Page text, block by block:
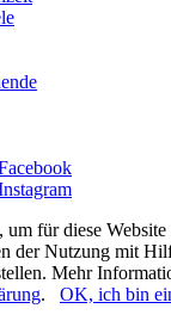
für diese Website
der Nutzung mit
Mehr
. OK, ich bin